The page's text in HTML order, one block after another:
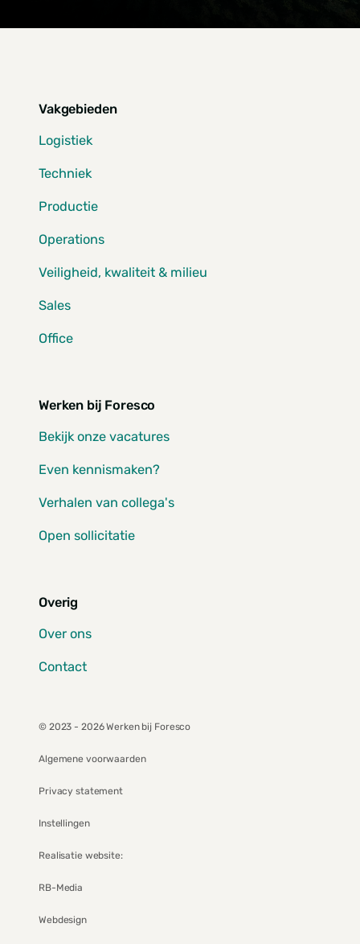
Vakgebieden
Logistiek
Techniek
Productie
Operations
Veiligheid, kwaliteit & milieu
Sales
Office
Werken bij Foresco
Bekijk onze vacatures
Even kennismaken?
Verhalen van collega's
Open sollicitatie
Overig
Over ons
Contact
© 2023 - 2026 Werken bij Foresco
Algemene voorwaarden
Privacy statement
Instellingen
Realisatie website:
RB-Media
Webdesign